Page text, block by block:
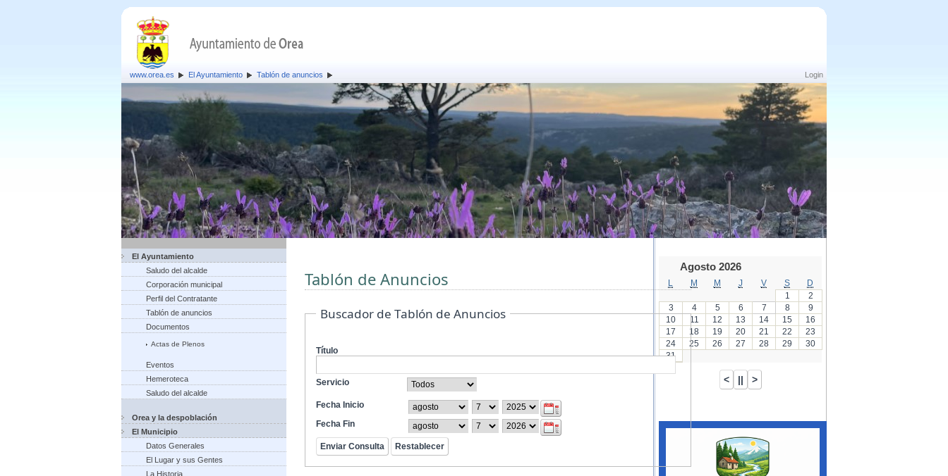
Login
www.orea.es El Ayuntamiento Tablón de anuncios
El Ayuntamiento
Saludo del alcalde
Corporación municipal
Perfil del Contratante
Tablón de anuncios
Documentos
Actas de Plenos
Eventos
Hemeroteca
Saludo del alcalde
Orea y la despoblación
El Municipio
Datos Generales
El Lugar y sus Gentes
La Historia
Tablón de Anuncios
Buscador de Tablón de Anuncios
Título
Servicio
Fecha Inicio
Fecha Fin
Agosto 2026
M M J V S
D
1
2
3
4 5 6 7 8
9
10
11 12 13 14 15
16
17
18 19 20 21 22
23
24
25 26 27 28 29
30
31